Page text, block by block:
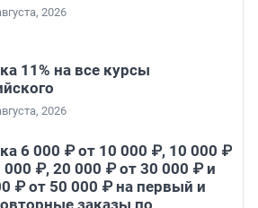
2026
11% на все курсы
2026
6 000 ₽ от 10 000 ₽, 10 000 ₽
000 ₽, 20 000 ₽ от 30 000 ₽ и
₽ от 50 000 ₽ на первый и